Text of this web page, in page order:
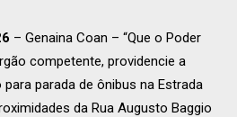
– Genaina Coan – “Que o Poder
competente, providencie a
parada de ônibus na Estrada
da Rua Augusto Baggio